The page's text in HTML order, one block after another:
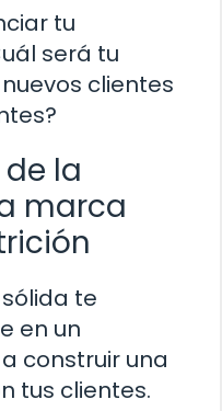
tu
será tu
clientes
la
marca
te
en un
construir una
tus clientes.